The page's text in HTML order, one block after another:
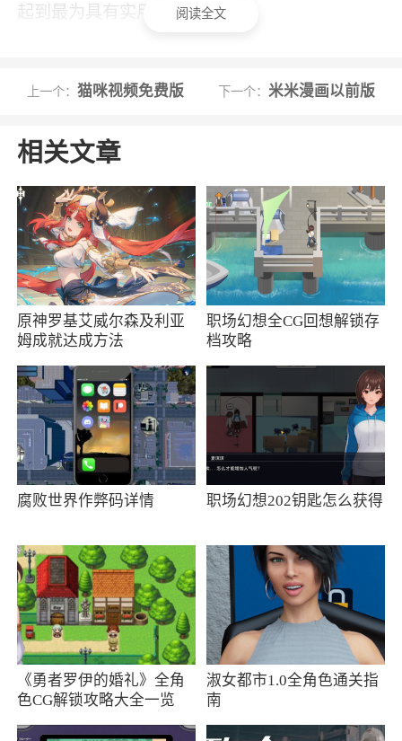
起到最为具有实用化的风格
多项细节优化，体验更加流畅
更新日志
多项细节优化，体验更加流畅
更新日志
多项细节优化，体验更加流畅
更新日志
修复了一些BUG。
更新日志
更新日志
更稳定、更优质，邀您一起体验。
更新日志
多项细节优化，体验更加流畅
阅读全文
上一个： 猫咪视频免费版 下一个： 米米漫画以前版
相关文章
原神罗基艾威尔森及利亚
姆成就达成方法
职场幻想全CG回想解锁存
档攻略
腐败世界作弊码详情 职场幻想202钥匙怎么获得
《勇者罗伊的婚礼》全角
色CG解锁攻略大全一览
淑女都市1.0全角色通关指
南